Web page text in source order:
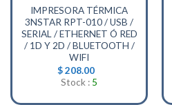
IMPRESORA TÉRMICA
3NSTAR RPT-010 / USB /
SERIAL / ETHERNET Ó RED
/ 1D Y 2D / BLUETOOTH /
WIFI
$208.00
Stock : 5